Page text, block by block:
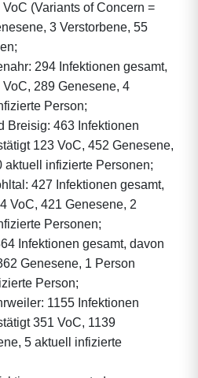
(Variants of Concern =
3 Verstorbene, 55
294 Infektionen gesamt,
289 Genesene, 4
Person;
Breisig: 463 Infektionen
123 VoC, 452 Genesene,
aktuell infizierte Personen;
427 Infektionen gesamt,
VoC, 421 Genesene, 2
Personen;
Infektionen gesamt, davon
Genesene, 1 Person
Person;
1155 Infektionen
351 VoC, 1139
5 aktuell infizierte